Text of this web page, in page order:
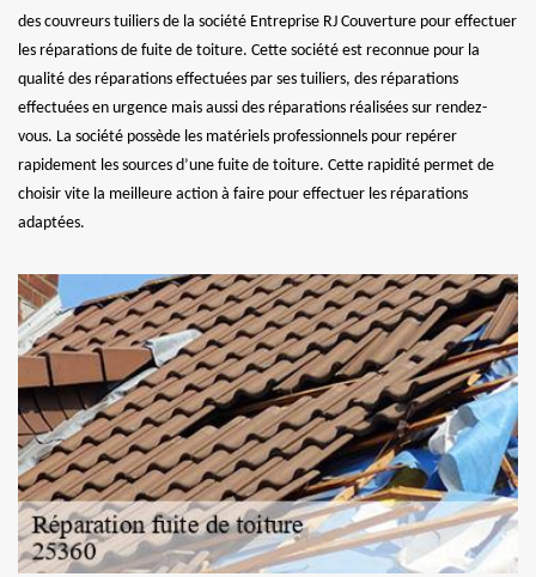
des couvreurs tuiliers de la société Entreprise RJ Couverture pour effectuer
les réparations de fuite de toiture. Cette société est reconnue pour la
qualité des réparations effectuées par ses tuiliers, des réparations
effectuées en urgence mais aussi des réparations réalisées sur rendez-
vous. La société possède les matériels professionnels pour repérer
rapidement les sources d’une fuite de toiture. Cette rapidité permet de
choisir vite la meilleure action à faire pour effectuer les réparations
adaptées.